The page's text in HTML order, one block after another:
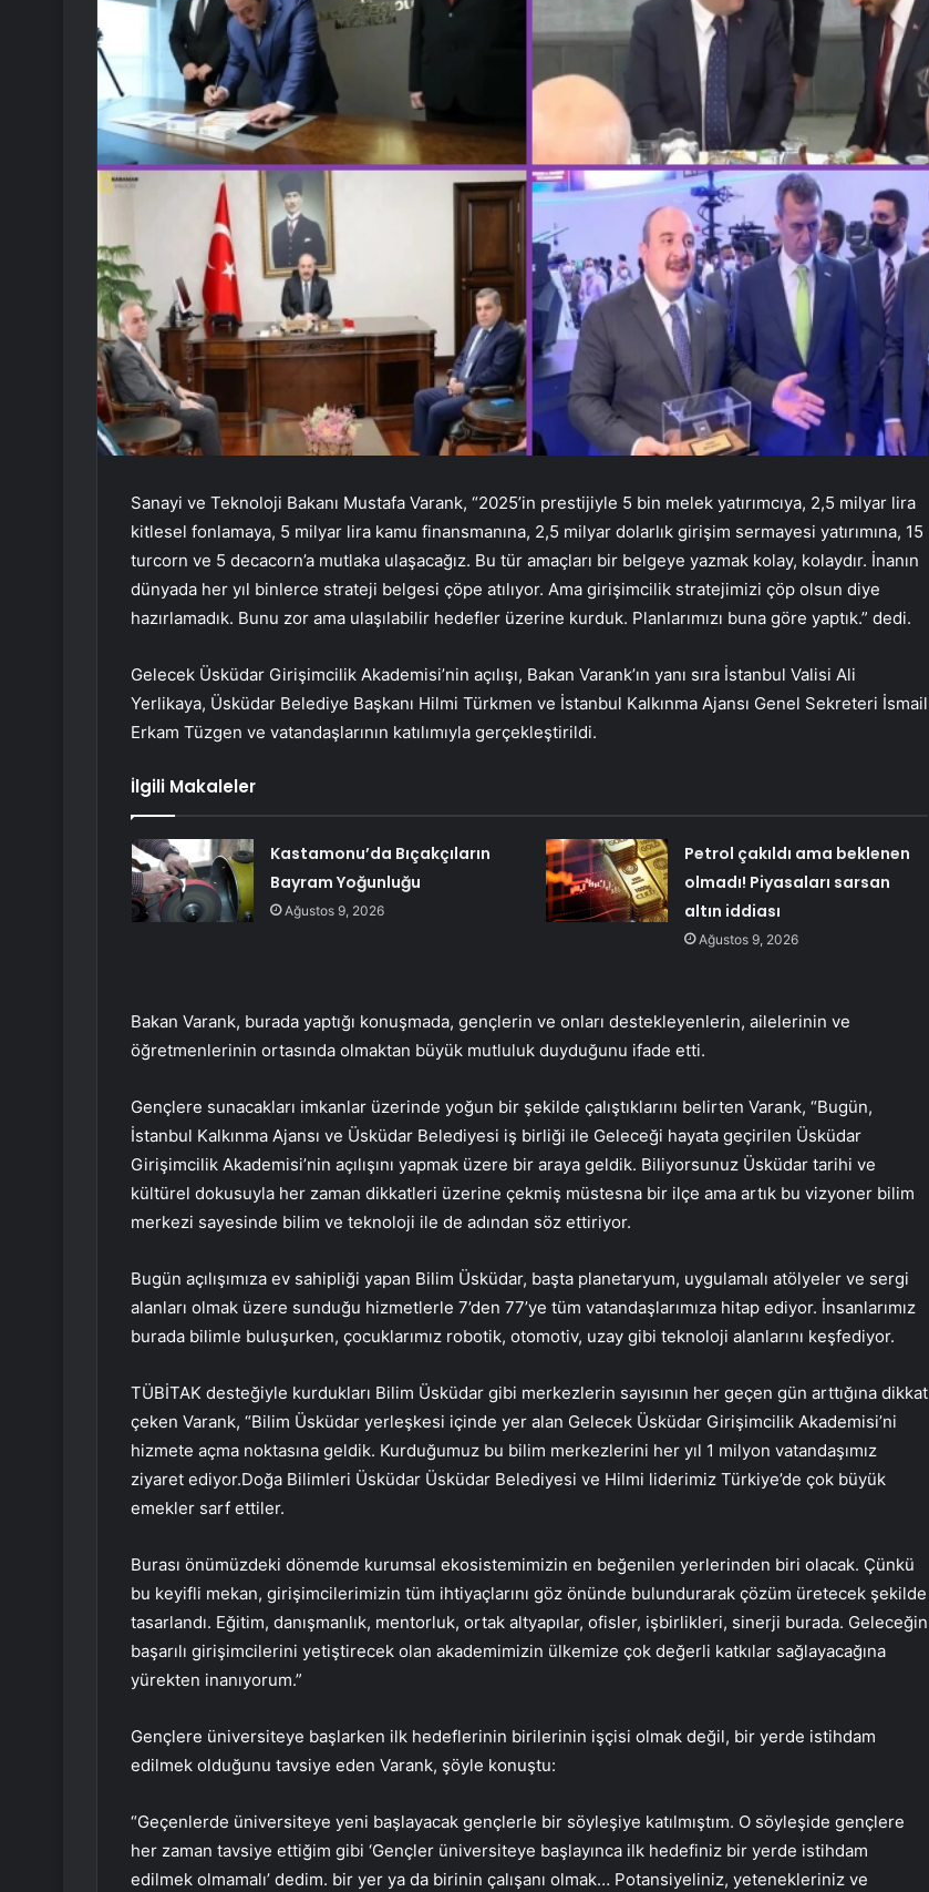
Sanayi ve Teknoloji Bakanı Mustafa Varank, “2025’in prestijiyle 5 bin melek yatırımcıya, 2,5 milyar lira
kitlesel fonlamaya, 5 milyar lira kamu finansmanına, 2,5 milyar dolarlık girişim sermayesi yatırımına, 15
turcorn ve 5 decacorn’a mutlaka ulaşacağız. Bu tür amaçları bir belgeye yazmak kolay, kolaydır. İnanın
dünyada her yıl binlerce strateji belgesi çöpe atılıyor. Ama girişimcilik stratejimizi çöp olsun diye
hazırlamadık. Bunu zor ama ulaşılabilir hedefler üzerine kurduk. Planlarımızı buna göre yaptık.” dedi.
Gelecek Üsküdar Girişimcilik Akademisi’nin açılışı, Bakan Varank’ın yanı sıra İstanbul Valisi Ali
Yerlikaya, Üsküdar Belediye Başkanı Hilmi Türkmen ve İstanbul Kalkınma Ajansı Genel Sekreteri İsmail
Erkam Tüzgen ve vatandaşlarının katılımıyla gerçekleştirildi.
İlgili Makaleler
Kastamonu’da Bıçakçıların
Bayram Yoğunluğu
Ağustos 9, 2026
Petrol çakıldı ama beklenen
olmadı! Piyasaları sarsan
altın iddiası
Ağustos 9, 2026
Bakan Varank, burada yaptığı konuşmada, gençlerin ve onları destekleyenlerin, ailelerinin ve
öğretmenlerinin ortasında olmaktan büyük mutluluk duyduğunu ifade etti.
Gençlere sunacakları imkanlar üzerinde yoğun bir şekilde çalıştıklarını belirten Varank, “Bugün,
İstanbul Kalkınma Ajansı ve Üsküdar Belediyesi iş birliği ile Geleceği hayata geçirilen Üsküdar
Girişimcilik Akademisi’nin açılışını yapmak üzere bir araya geldik. Biliyorsunuz Üsküdar tarihi ve
kültürel dokusuyla her zaman dikkatleri üzerine çekmiş müstesna bir ilçe ama artık bu vizyoner bilim
merkezi sayesinde bilim ve teknoloji ile de adından söz ettiriyor.
Bugün açılışımıza ev sahipliği yapan Bilim Üsküdar, başta planetaryum, uygulamalı atölyeler ve sergi
alanları olmak üzere sunduğu hizmetlerle 7’den 77’ye tüm vatandaşlarımıza hitap ediyor. İnsanlarımız
burada bilimle buluşurken, çocuklarımız robotik, otomotiv, uzay gibi teknoloji alanlarını keşfediyor.
TÜBİTAK desteğiyle kurdukları Bilim Üsküdar gibi merkezlerin sayısının her geçen gün arttığına dikkat
çeken Varank, “Bilim Üsküdar yerleşkesi içinde yer alan Gelecek Üsküdar Girişimcilik Akademisi’ni
hizmete açma noktasına geldik. Kurduğumuz bu bilim merkezlerini her yıl 1 milyon vatandaşımız
ziyaret ediyor.Doğa Bilimleri Üsküdar Üsküdar Belediyesi ve Hilmi liderimiz Türkiye’de çok büyük
emekler sarf ettiler.
Burası önümüzdeki dönemde kurumsal ekosistemimizin en beğenilen yerlerinden biri olacak. Çünkü
bu keyifli mekan, girişimcilerimizin tüm ihtiyaçlarını göz önünde bulundurarak çözüm üretecek şekilde
tasarlandı. Eğitim, danışmanlık, mentorluk, ortak altyapılar, ofisler, işbirlikleri, sinerji burada. Geleceğin
başarılı girişimcilerini yetiştirecek olan akademimizin ülkemize çok değerli katkılar sağlayacağına
yürekten inanıyorum.”
Gençlere üniversiteye başlarken ilk hedeflerinin birilerinin işçisi olmak değil, bir yerde istihdam
edilmek olduğunu tavsiye eden Varank, şöyle konuştu:
“Geçenlerde üniversiteye yeni başlayacak gençlerle bir söyleşiye katılmıştım. O söyleşide gençlere
her zaman tavsiye ettiğim gibi ‘Gençler üniversiteye başlayınca ilk hedefiniz bir yerde istihdam
edilmek olmamalı’ dedim. bir yer ya da birinin çalışanı olmak… Potansiyeliniz, yetenekleriniz ve